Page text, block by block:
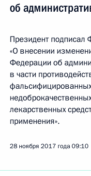
об
Президент подписал
«О внесении
Федерации об
в части
лекарственных
применения».
28 ноября 2017 года09:10